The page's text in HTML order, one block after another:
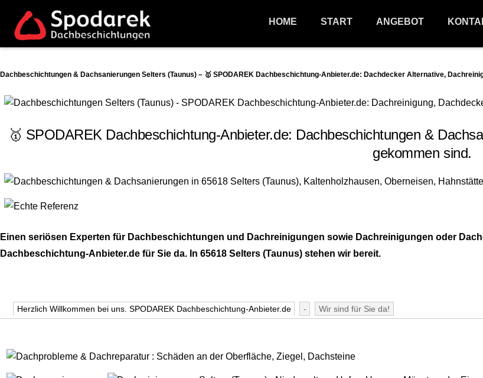
HOME START ANGEBOT
Dachbeschichtungen & Dachsanierungen Selters (Taunus) – 🥇 SPODAREK Dachbeschichtung-Anbieter.de: Dachdecker Alternative,
🥇 SPODAREK Dachbeschichtung-Anbieter.de: Dachbeschichtungen &
gekommen sind.
Einen seriösen Experten für Dachbeschichtungen und Dachreinigungen sowie Dachreinigungen oder
Dachbeschichtung-Anbieter.de für Sie da. In 65618 Selters (Taunus) stehen wir bereit.
Herzlich Willkommen bei uns. SPODAREK Dachbeschichtung-Anbieter.de - Wir sind für Sie da!